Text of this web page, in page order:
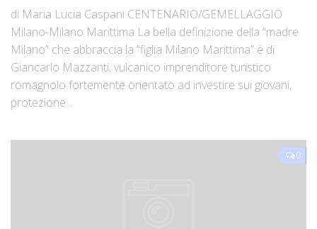
di Maria Lucia Caspani CENTENARIO/GEMELLAGGIO
Milano-Milano Marittima La bella definizione della “madre
Milano” che abbraccia la “figlia Milano Marittima” è di
Giancarlo Mazzanti, vulcanico imprenditore turistico
romagnolo fortemente orientato ad investire sui giovani,
protezione...
0